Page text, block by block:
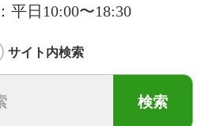
平日10:00〜18:30
サイト内検索
検索